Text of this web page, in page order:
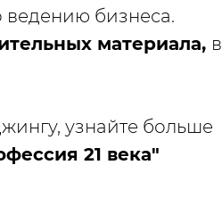
бизнеса.
материала, в
узнайте больше
21 века"